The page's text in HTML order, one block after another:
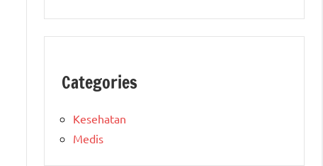
Categories
Kesehatan
Medis